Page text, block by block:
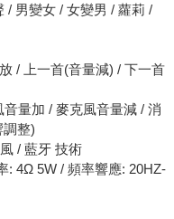
變女 / 女變男 / 蘿莉 /
上一首(音量減) / 下一首
/ 麥克風音量減 / 消
調整)
/ 藍牙 技術
5W / 頻率響應: 20HZ-